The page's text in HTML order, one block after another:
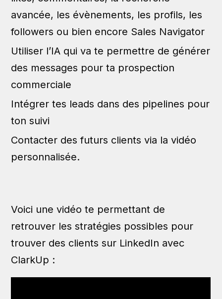
avancée, les évènements, les profils, les
followers ou bien encore Sales Navigator
Utiliser l’IA qui va te permettre de générer
des messages pour ta prospection
commerciale
Intégrer tes leads dans des pipelines pour
ton suivi
Contacter des futurs clients via la vidéo
personnalisée.
Voici une vidéo te permettant de
retrouver les stratégies possibles pour
trouver des clients sur LinkedIn avec
ClarkUp :